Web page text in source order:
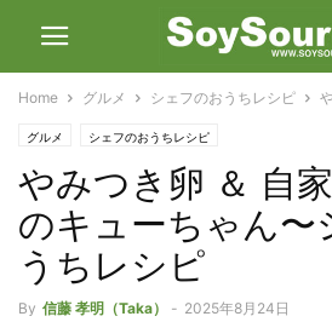
Home グルメ シェフのおうちレシピ
グルメ シェフのおうちレシピ
やみつき卵 ＆ 自
のキューちゃん〜
うちレシピ
By 信藤 孝明（Taka） - 2025年8月24日